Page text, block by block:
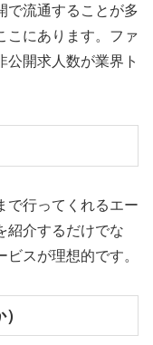
で流通することが多
こにあります。ファ
公開求人数が業界ト
で行ってくれるエー
紹介するだけでな
スが理想的です。